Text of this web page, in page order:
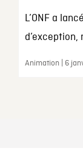
L’ONF a
d’exception,
Animation | 6